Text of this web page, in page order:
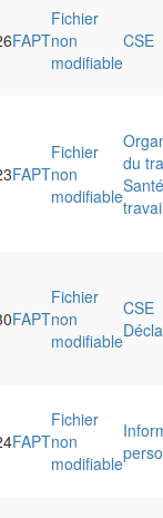
FAPT
Fichier
non
modifiable
CSE
FAPT
Fichier
non
modifiable
du
FAPT
Fichier
non
modifiable
CSE
FAPT
Fichier
non
modifiable